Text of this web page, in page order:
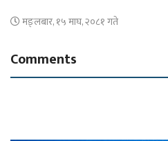
मङ्लबार, १५ माघ, २०८१ गते
Comments